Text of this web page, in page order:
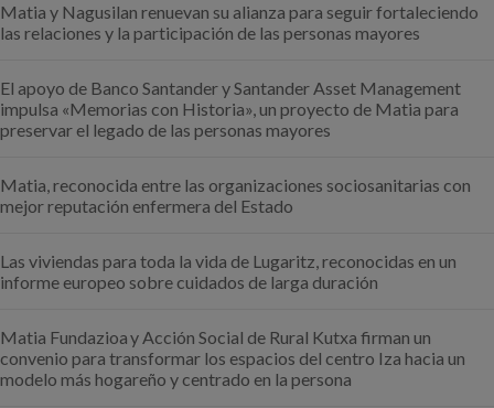
Matia y Nagusilan renuevan su alianza para seguir fortaleciendo
las relaciones y la participación de las personas mayores
El apoyo de Banco Santander y Santander Asset Management
impulsa «Memorias con Historia», un proyecto de Matia para
preservar el legado de las personas mayores
Matia, reconocida entre las organizaciones sociosanitarias con
mejor reputación enfermera del Estado
Las viviendas para toda la vida de Lugaritz, reconocidas en un
informe europeo sobre cuidados de larga duración
Matia Fundazioa y Acción Social de Rural Kutxa firman un
convenio para transformar los espacios del centro Iza hacia un
modelo más hogareño y centrado en la persona